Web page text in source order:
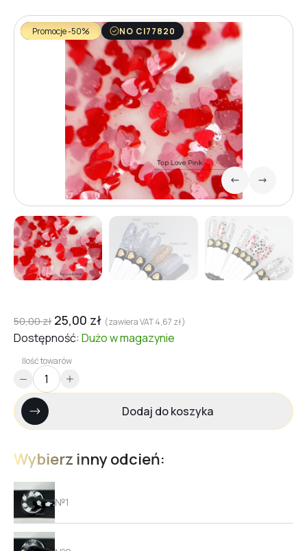
50,00zł 25,00 zł (zawiera VAT4,67 zł)
Dostępność: Dużow magazynie
Ilość towarów
Dodaj do koszyka
Wybierz inny odcień:
№1
Promocje -50% NO CI77820